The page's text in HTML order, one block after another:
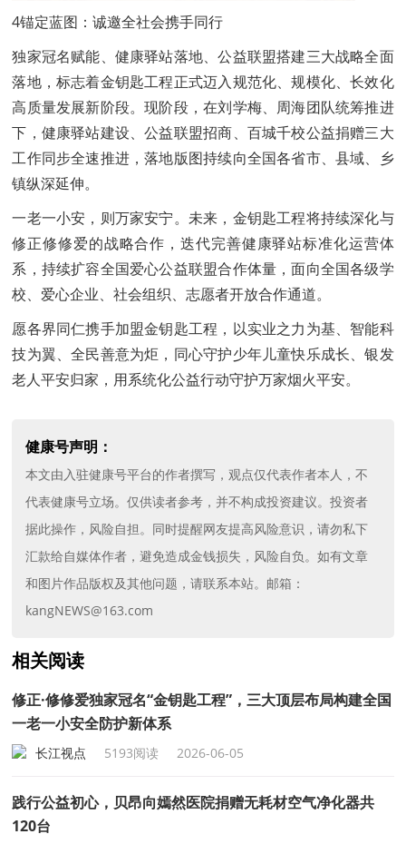
4锚定蓝图：诚邀全社会携手同行
独家冠名赋能、健康驿站落地、公益联盟搭建三大战略全面
落地，标志着金钥匙工程正式迈入规范化、规模化、长效化
高质量发展新阶段。现阶段，在刘学梅、周海团队统筹推进
下，健康驿站建设、公益联盟招商、百城千校公益捐赠三大
工作同步全速推进，落地版图持续向全国各省市、县域、乡
镇纵深延伸。
一老一小安，则万家安宁。未来，金钥匙工程将持续深化与
修正修修爱的战略合作，迭代完善健康驿站标准化运营体
系，持续扩容全国爱心公益联盟合作体量，面向全国各级学
校、爱心企业、社会组织、志愿者开放合作通道。
愿各界同仁携手加盟金钥匙工程，以实业之力为基、智能科
技为翼、全民善意为炬，同心守护少年儿童快乐成长、银发
老人平安归家，用系统化公益行动守护万家烟火平安。
健康号声明：
本文由入驻健康号平台的作者撰写，观点仅代表作者本人，不
代表健康号立场。仅供读者参考，并不构成投资建议。投资者
据此操作，风险自担。同时提醒网友提高风险意识，请勿私下
汇款给自媒体作者，避免造成金钱损失，风险自负。如有文章
和图片作品版权及其他问题，请联系本站。邮箱：
kangNEWS@163.com
相关阅读
修正·修修爱独家冠名“金钥匙工程”，三大顶层布局构建全国
一老一小安全防护新体系
长江视点 5193阅读 2026-06-05
践行公益初心，贝昂向嫣然医院捐赠无耗材空气净化器共
120台